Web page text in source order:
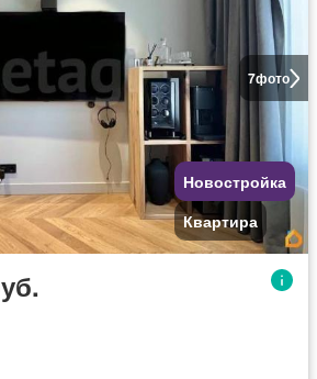
7фото
Новостройка
Квартира